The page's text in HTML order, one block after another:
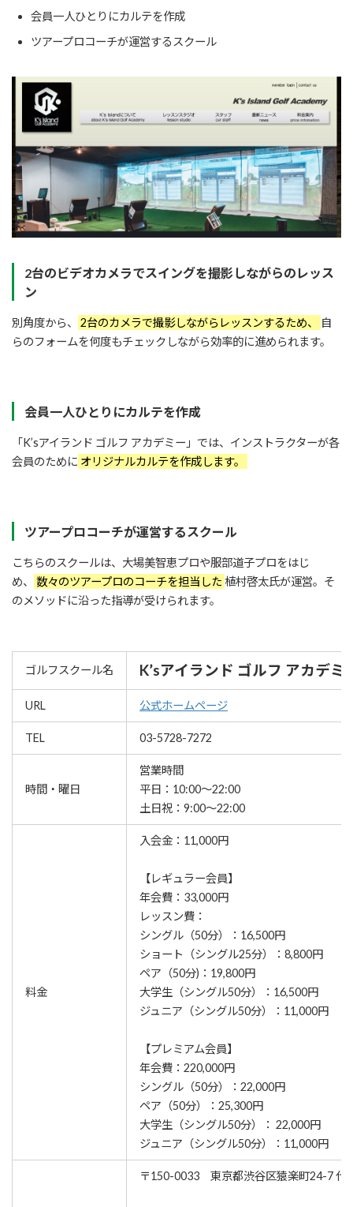
会員一人ひとりにカルテを作成
ツアープロコーチが運営するスクール
2台のビデオカメラでスイングを撮影しながらのレッス
ン
別角度から、 2台のカメラで撮影しながらレッスンするため、
自
らのフォームを何度もチェックしながら効率的に進められます。
会員一人ひとりにカルテを作成
「K’sアイランド ゴルフ アカデミー」では、インストラクターが各
会員のために オリジナルカルテを作成します。
ツアープロコーチが運営するスクール
こちらのスクールは、大場美智恵プロや服部道子プロをはじ
め、
数々のツアープロのコーチを担当した 植村啓太氏が運営。そ
のメソッドに沿った指導が受けられます。
ゴルフスクール名 K’sアイランド ゴルフ アカデミ
URL 公式ホームページ
TEL 03-5728-7272
時間・曜日
営業時間
平日：10:00～22:00
土日祝：9:00～22:00
料金
入会金：11,000円
【レギュラー会員】
年会費：33,000円
レッスン費：
シングル（50分）：16,500円
ショート（シングル25分）：8,800円
ペア（50分)：19,800円
大学生（シングル50分）：16,500円
ジュニア（シングル50分）：11,000円
【プレミアム会員】
年会費：220,000円
シングル（50分）：22,000円
ペア（50分）：25,300円
大学生（シングル50分）： 22,000円
ジュニア（シングル50分）：11,000円
〒150-0033 東京都渋谷区猿楽町24-7 代